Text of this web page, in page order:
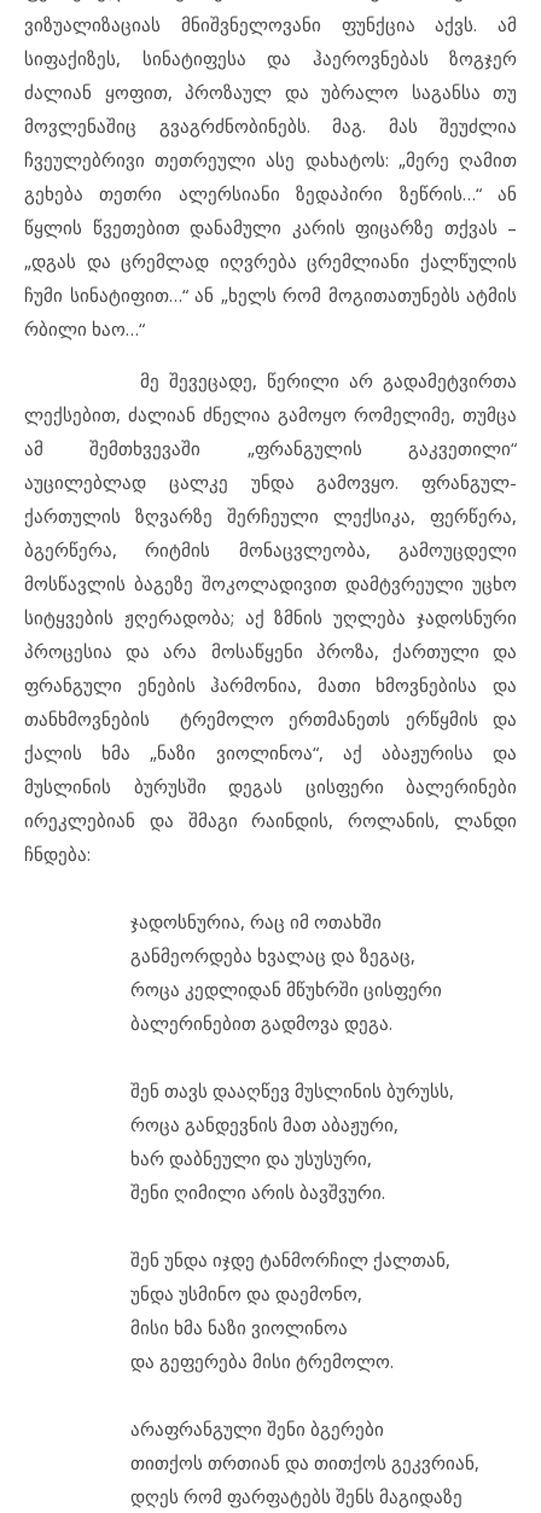
ვიზუალიზაციას მნიშვნელოვანი ფუნქცია აქვს. ამ
სიფაქიზეს, სინატიფესა და ჰაეროვნებას ზოგჯერ
ძალიან ყოფით, პროზაულ და უბრალო საგანსა თუ
მოვლენაშიც გვაგრძნობინებს. მაგ. მას შეუძლია
ჩვეულებრივი თეთრეული ასე დახატოს: „მერე ღამით
გეხება თეთრი ალერსიანი ზედაპირი ზეწრის…“ ან
წყლის წვეთებით დანამული კარის ფიცარზე თქვას –
„დგას და ცრემლად იღვრება ცრემლიანი ქალწულის
ჩუმი სინატიფით…“ ან „ხელს რომ მოგითათუნებს ატმის
რბილი ხაო…“
მე შევეცადე, წერილი არ გადამეტვირთა
ლექსებით, ძალიან ძნელია გამოყო რომელიმე, თუმცა
ამ შემთხვევაში „ფრანგულის გაკვეთილი“
აუცილებლად ცალკე უნდა გამოვყო. ფრანგულ-
ქართულის ზღვარზე შერჩეული ლექსიკა, ფერწერა,
ბგერწერა, რიტმის მონაცვლეობა, გამოუცდელი
მოსწავლის ბაგეზე შოკოლადივით დამტვრეული უცხო
სიტყვების ჟღერადობა; აქ ზმნის უღლება ჯადოსნური
პროცესია და არა მოსაწყენი პროზა, ქართული და
ფრანგული ენების ჰარმონია, მათი ხმოვნებისა და
თანხმოვნების ტრემოლო ერთმანეთს ერწყმის და
ქალის ხმა „ნაზი ვიოლინოა“, აქ აბაჟურისა და
მუსლინის ბურუსში დეგას ცისფერი ბალერინები
ირეკლებიან და შმაგი რაინდის, როლანის, ლანდი
ჩნდება:
ჯადოსნურია, რაც იმ ოთახში
განმეორდება ხვალაც და ზეგაც,
როცა კედლიდან მწუხრში ცისფერი
ბალერინებით გადმოვა დეგა.
შენ თავს დააღწევ მუსლინის ბურუსს,
როცა განდევნის მათ აბაჟური,
ხარ დაბნეული და უსუსური,
შენი ღიმილი არის ბავშვური.
შენ უნდა იჯდე ტანმორჩილ ქალთან,
უნდა უსმინო და დაემონო,
მისი ხმა ნაზი ვიოლინოა
და გეფერება მისი ტრემოლო.
არაფრანგული შენი ბგერები
თითქოს თრთიან და თითქოს გეკვრიან,
დღეს რომ ფარფატებს შენს მაგიდაზე